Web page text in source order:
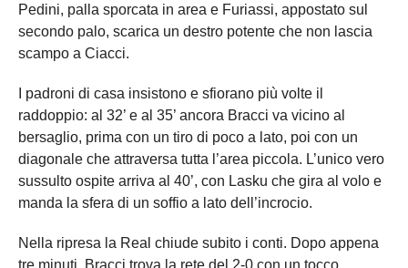
Pedini, palla sporcata in area e Furiassi, appostato sul
secondo palo, scarica un destro potente che non lascia
scampo a Ciacci.
I padroni di casa insistono e sfiorano più volte il
raddoppio: al 32’ e al 35’ ancora Bracci va vicino al
bersaglio, prima con un tiro di poco a lato, poi con un
diagonale che attraversa tutta l’area piccola. L’unico vero
sussulto ospite arriva al 40’, con Lasku che gira al volo e
manda la sfera di un soffio a lato dell’incrocio.
Nella ripresa la Real chiude subito i conti. Dopo appena
tre minuti, Bracci trova la rete del 2-0 con un tocco